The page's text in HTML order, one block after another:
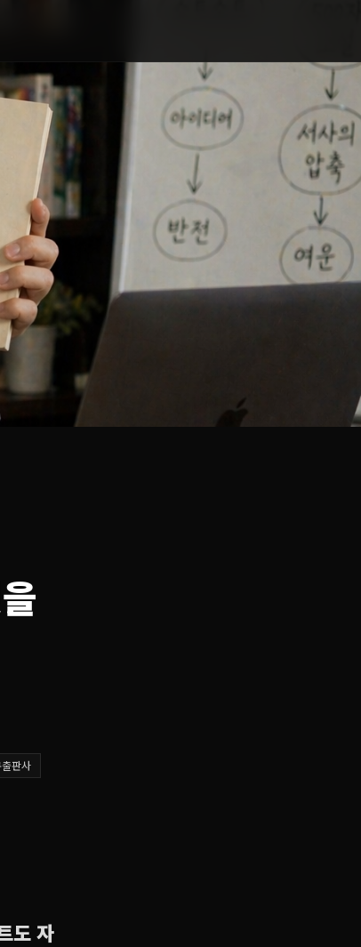
판사
도 자